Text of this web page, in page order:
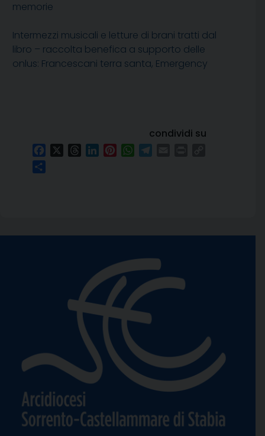
memorie
Intermezzi musicali e letture di brani tratti dal
libro – raccolta benefica a supporto delle
onlus: Francescani terra santa, Emergency
condividi su
FacebookThreadsLinkedInPinterestWhatsApp